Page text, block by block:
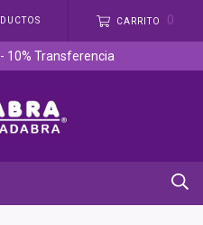
CARRITO 0
10% Transferencia